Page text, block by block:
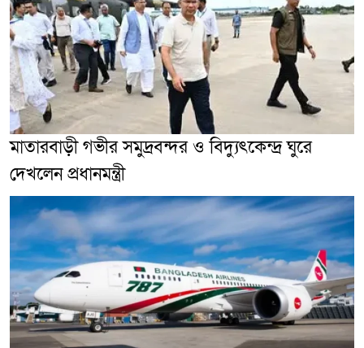
মাতারবাড়ী গভীর সমুদ্রবন্দর ও বিদ্যুৎকেন্দ্র ঘুরে
দেখলেন প্রধানমন্ত্রী